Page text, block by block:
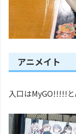
アニメイト
入口はMyGO!!!!!